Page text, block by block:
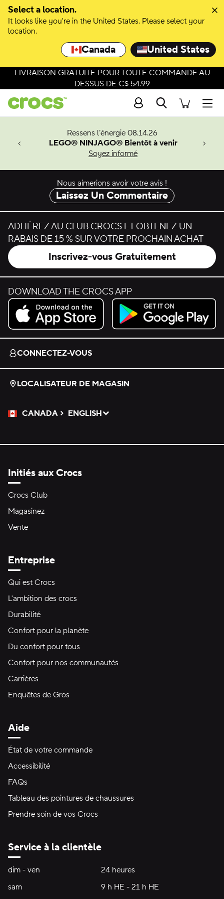
Select a location.
It looks like you're in the United States. Please select your
location.
Canada United States
LIVRAISON GRATUITE POUR TOUTE COMMANDE AU
DESSUS DE C$ 54.99
Recherche
Ressens l’énergie 08.14.26
LEGO® NINJAGO® Bientôt à venir
Soyez informé
Man.
Nous aimerions avoir votre avis !
Laissez Un Commentaire
ADHÉREZ AU CLUB CROCS ET OBTENEZ UN
RABAIS DE 15 % SUR VOTRE PROCHAIN ACHAT
Inscrivez-vous Gratuitement
DOWNLOAD THE CROCS APP
Download on the App Store.
Get it on Google Play.
CONNECTEZ-VOUS
LOCALISATEUR DE MAGASIN
CANADA
Veuillez sélectionner une langue
ENGLISH
Sélectionné
Initiés aux Crocs
Crocs Club
Magasinez
Vente
Entreprise
Qui est Crocs
L'ambition des crocs
Durabilité
Confort pour la planète
Du confort pour tous
Confort pour nos communautés
Carrières
Enquêtes de Gros
Aide
État de votre commande
Accessibilité
FAQs
Tableau des pointures de chaussures
Prendre soin de vos Crocs
Service à la clientèle
Heures d'ouverture:
dim - ven dimanche à vendredi24 heures24 heures
sam
9 h HE - 21 h HE9 h HE - 21 h HE